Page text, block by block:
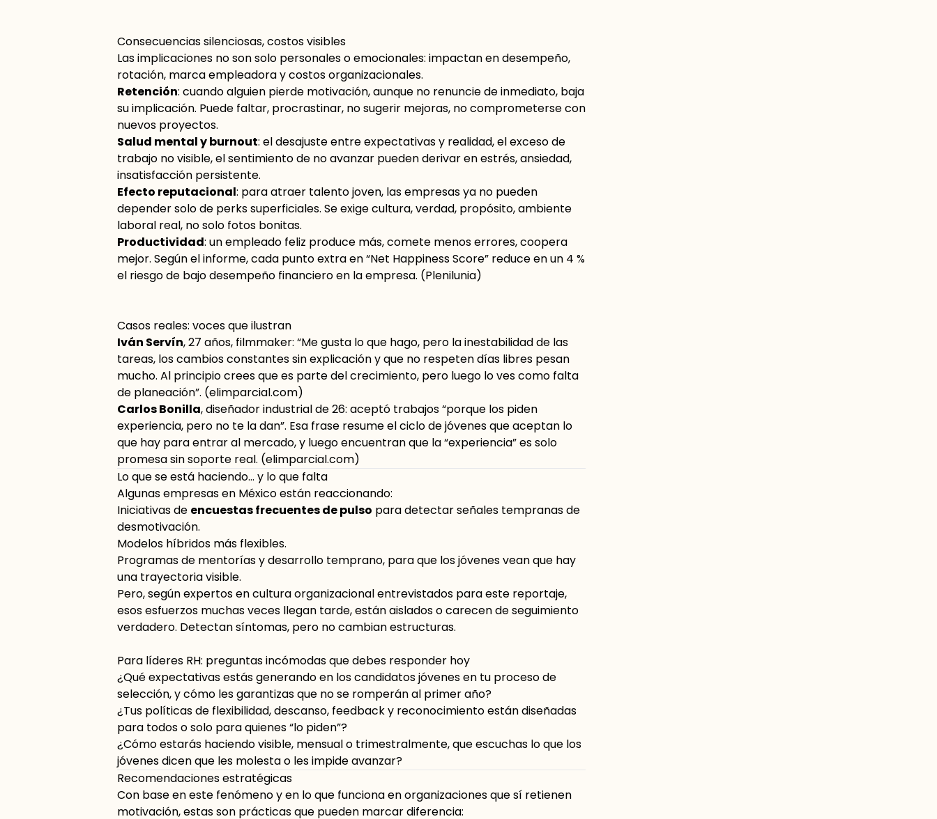
Consecuencias silenciosas, costos visibles
Las implicaciones no son solo personales o emocionales: impactan en desempeño,
rotación, marca empleadora y costos organizacionales.
Retención: cuando alguien pierde motivación, aunque no renuncie de inmediato, baja
su implicación. Puede faltar, procrastinar, no sugerir mejoras, no comprometerse con
nuevos proyectos.
Salud mental y burnout: el desajuste entre expectativas y realidad, el exceso de
trabajo no visible, el sentimiento de no avanzar pueden derivar en estrés, ansiedad,
insatisfacción persistente.
Efecto reputacional: para atraer talento joven, las empresas ya no pueden
depender solo de perks superficiales. Se exige cultura, verdad, propósito, ambiente
laboral real, no solo fotos bonitas.
Productividad: un empleado feliz produce más, comete menos errores, coopera
mejor. Según el informe, cada punto extra en “Net Happiness Score” reduce en un 4 %
el riesgo de bajo desempeño financiero en la empresa. (Plenilunia)
Casos reales: voces que ilustran
Iván Servín, 27 años, filmmaker: “Me gusta lo que hago, pero la inestabilidad de las
tareas, los cambios constantes sin explicación y que no respeten días libres pesan
mucho. Al principio crees que es parte del crecimiento, pero luego lo ves como falta
de planeación”. (elimparcial.com)
Carlos Bonilla, diseñador industrial de 26: aceptó trabajos “porque los piden
experiencia, pero no te la dan”. Esa frase resume el ciclo de jóvenes que aceptan lo
que hay para entrar al mercado, y luego encuentran que la “experiencia” es solo
promesa sin soporte real. (elimparcial.com)
Lo que se está haciendo… y lo que falta
Algunas empresas en México están reaccionando:
Iniciativas de encuestas frecuentes de pulso para detectar señales tempranas de
desmotivación.
Modelos híbridos más flexibles.
Programas de mentorías y desarrollo temprano, para que los jóvenes vean que hay
una trayectoria visible.
Pero, según expertos en cultura organizacional entrevistados para este reportaje,
esos esfuerzos muchas veces llegan tarde, están aislados o carecen de seguimiento
verdadero. Detectan síntomas, pero no cambian estructuras.
Para líderes RH: preguntas incómodas que debes responder hoy
¿Qué expectativas estás generando en los candidatos jóvenes en tu proceso de
selección, y cómo les garantizas que no se romperán al primer año?
¿Tus políticas de flexibilidad, descanso, feedback y reconocimiento están diseñadas
para todos o solo para quienes “lo piden”?
¿Cómo estarás haciendo visible, mensual o trimestralmente, que escuchas lo que los
jóvenes dicen que les molesta o les impide avanzar?
Recomendaciones estratégicas
Con base en este fenómeno y en lo que funciona en organizaciones que sí retienen
motivación, estas son prácticas que pueden marcar diferencia: